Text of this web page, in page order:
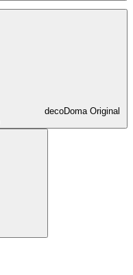
decoDoma Original